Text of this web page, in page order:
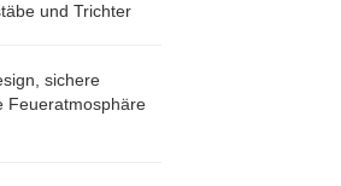
und Trichter
sichere
Feueratmosphäre